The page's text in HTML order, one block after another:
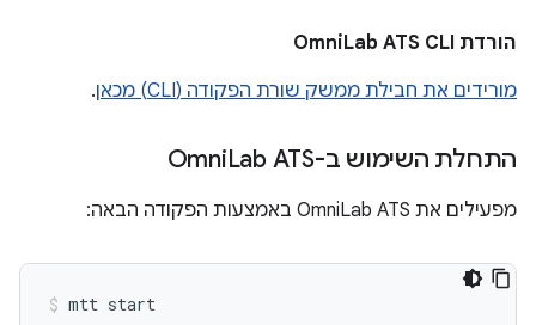
הורדת Omni Lab ATS CLI
מורידים את חבילת ממשק שורת הפקודה (CLI) מכאן
.
התחלת השימוש ב-OmniLab ATS
מפעילים את OmniLab ATS באמצעות הפקודה הבאה: